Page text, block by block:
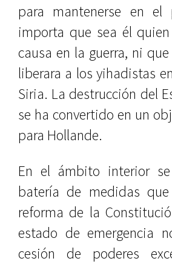
para mantenerse en el
importa que sea él
causa en la guerra, ni
liberara a los yihadistas
Siria. La destrucción del
se ha convertido en un
para Hollande.
En el ámbito interior
batería de medidas
reforma de la
estado de emergencia
cesión de poderes